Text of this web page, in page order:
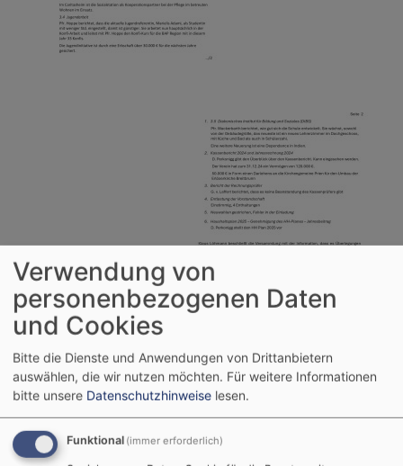
Spendenbutton
Verwendung von
personenbezogenen Daten
und Cookies
Bitte die Dienste und Anwendungen von Drittanbietern
auswählen, die wir nutzen möchten. Für weitere Informationen
bitte unsere Datenschutzhinweise lesen.
Funktional (immer erforderlich)